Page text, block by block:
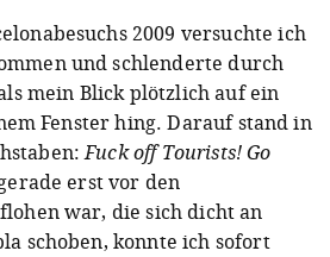
2009 versuchte ich
und schlenderte durch
mein Blick plötzlich auf ein
Fenster hing. Darauf stand in
Fuck off Tourists! Go
erst vor den
war, die sich dicht an
schoben, konnte ich sofort